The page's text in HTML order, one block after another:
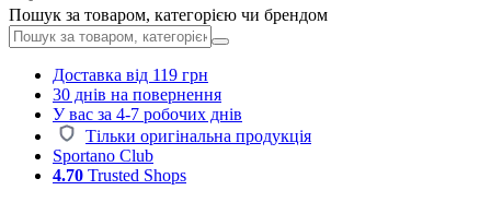
Пошук за товаром, категорією чи брендом
Доставка від 119 грн
30 днів на повернення
У вас за 4-7 робочих днів
Тільки оригінальна продукція
Sportano Club
4.70 Trusted Shops